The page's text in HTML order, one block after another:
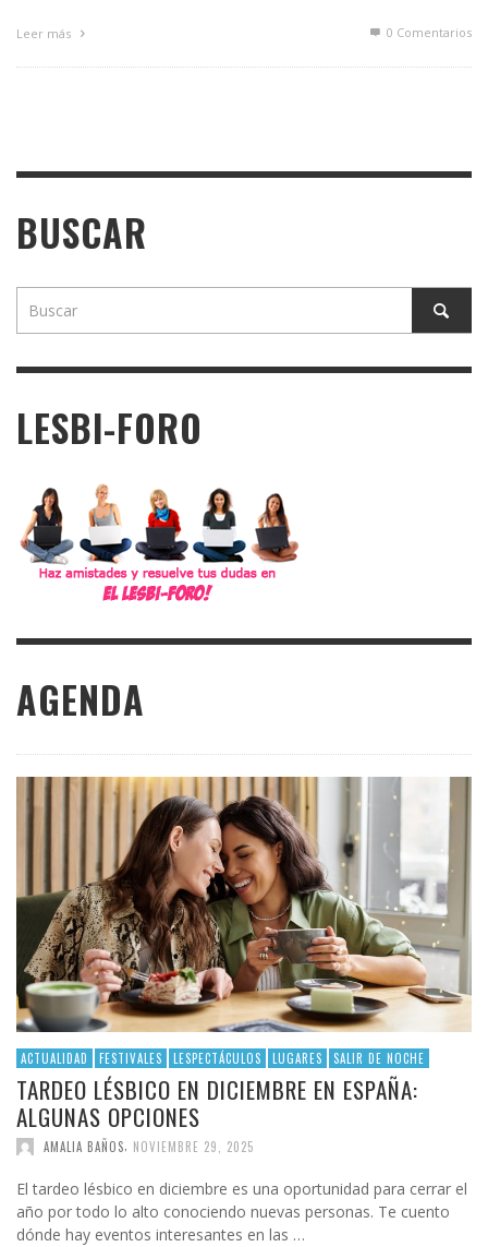
Leer más 0 Comentarios
BUSCAR
LESBI-FORO
AGENDA
ACTUALIDAD FESTIVALES LESPECTÁCULOS LUGARES SALIR DE NOCHE
TARDEO LÉSBICO EN DICIEMBRE EN ESPAÑA:
ALGUNAS OPCIONES
AMALIA BAÑOS, NOVIEMBRE 29, 2025
El tardeo lésbico en diciembre es una oportunidad para cerrar el
año por todo lo alto conociendo nuevas personas. Te cuento
dónde hay eventos interesantes en las …